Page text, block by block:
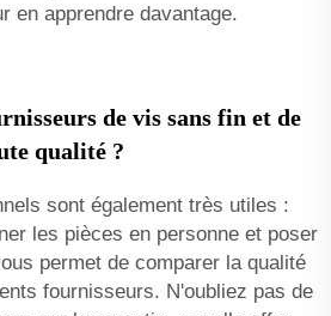
en apprendre davantage.
de vis sans fin et de
qualité ?
sont également très utiles :
les pièces en personne et poser
permet de comparer la qualité
fournisseurs. N'oubliez pas de